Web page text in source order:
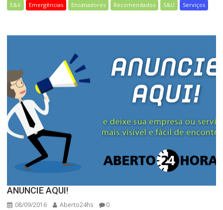
E&V Emergências Encanadores Recomendados S&U Serviços
ANUNCIE AQUI!
08/09/2016 Aberto24hs 0